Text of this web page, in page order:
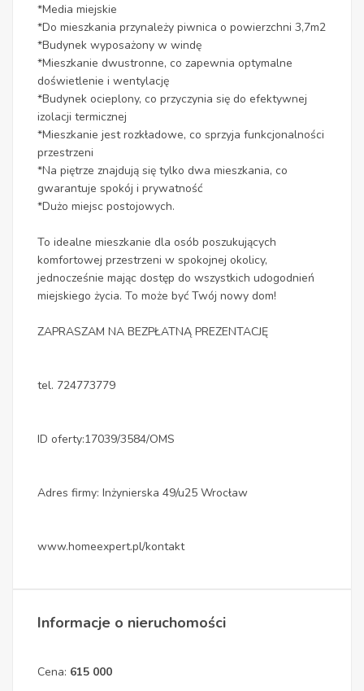
*Media miejskie
*Do mieszkania przynależy piwnica o powierzchni 3,7m2
*Budynek wyposażony w windę
*Mieszkanie dwustronne, co zapewnia optymalne
doświetlenie i wentylację
*Budynek ocieplony, co przyczynia się do efektywnej
izolacji termicznej
*Mieszkanie jest rozkładowe, co sprzyja funkcjonalności
przestrzeni
*Na piętrze znajdują się tylko dwa mieszkania, co
gwarantuje spokój i prywatność
*Dużo miejsc postojowych.
To idealne mieszkanie dla osób poszukujących
komfortowej przestrzeni w spokojnej okolicy,
jednocześnie mając dostęp do wszystkich udogodnień
miejskiego życia. To może być Twój nowy dom!
ZAPRASZAM NA BEZPŁATNĄ PREZENTACJĘ
tel. 724773779
ID oferty:17039/3584/OMS
Adres firmy: Inżynierska 49/u25 Wrocław
www.homeexpert.pl/kontakt
Informacje o nieruchomości
Cena: 615 000